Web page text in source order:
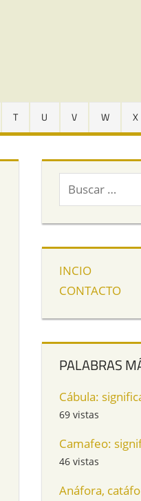
T U V W X
INCIO
CONTACTO
PALABRAS
Cábula:
69 vistas
Camafeo:
46 vistas
Anáfora,